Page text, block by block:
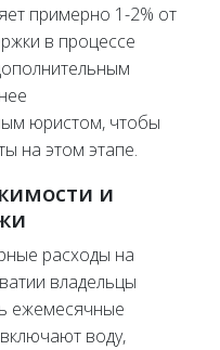
примерно 1-2% от
в процессе
юристом, чтобы
на этом этапе.
и
расходы на
владельцы
ежемесячные
воду,